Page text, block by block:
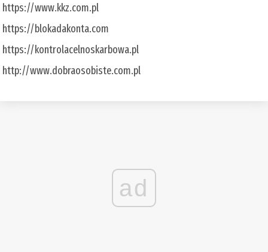
https://www.kkz.com.pl
https://blokadakonta.com
https://kontrolacelnoskarbowa.pl
http://www.dobraosobiste.com.pl
ad